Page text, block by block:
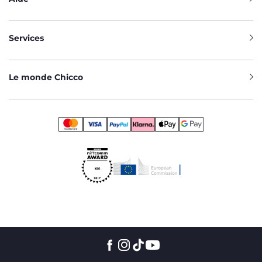
d'infrarouges, ils garantissent une vue continue de votre
Services
Le monde Chicco